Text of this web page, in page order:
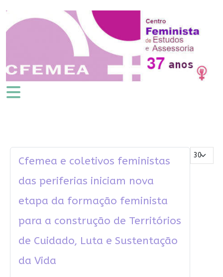
Mostrar #
Cfemea e coletivos feministas
das periferias iniciam nova
etapa da formação feminista
para a construção de Territórios
de Cuidado, Luta e Sustentação
da Vida